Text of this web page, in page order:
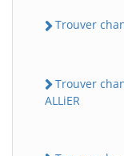
Trouver
Trouver
ALLiER